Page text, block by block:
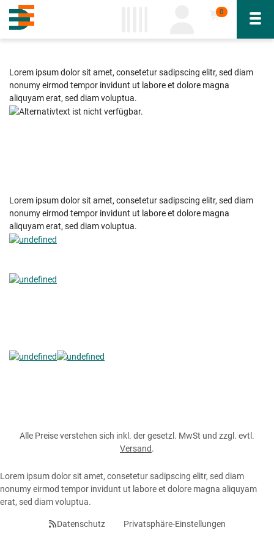
0
SHOP STARTSEITE
Lorem ipsum dolor sit amet, consetetur sadipscing elitr, sed diam
nonumy eirmod tempor invidunt ut labore et dolore magna
aliquyam erat, sed diam voluptua.
Lorem ipsum dolor sit amet, consetetur sadipscing elitr, sed diam
nonumy eirmod tempor invidunt ut labore et dolore magna
aliquyam erat, sed diam voluptua.
Alle Preise verstehen sich inkl. der gesetzl. MwSt und zzgl. evtl.
Versand.
Lorem ipsum dolor sit amet, consetetur sadipscing elitr, sed diam
nonumy eirmod tempor invidunt ut labore et dolore magna aliquyam
erat, sed diam voluptua.
Datenschutz Privatsphäre-Einstellungen